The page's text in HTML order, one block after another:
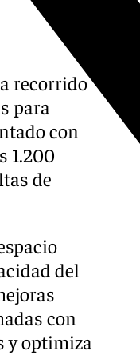
recorrido
para
con
1.200
de
del
con
y optimiza